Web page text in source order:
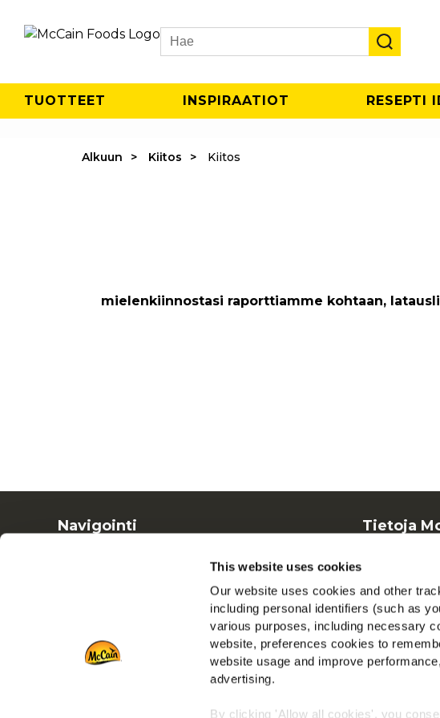
This website uses cookies
Our website uses cookies and other
including personal identifiers (such as
various purposes, including necessary
website, preferences cookies to
website usage and improve
advertising.
By clicking 'Allow all cookies', you
Search
TUOTTEET INSPIRAATIOT RESEPTI
Alkuun Kiitos Kiitos
mielenkiinnostasi raporttiamme kohtaan,
Navigointi
Ota yhteyttä meihin
Tietoja